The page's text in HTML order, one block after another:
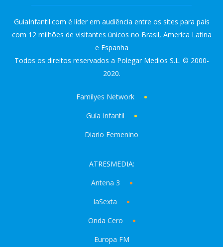
GuiaInfantil.com é líder em audiência entre os sites para pais
com 12 milhões de visitantes únicos no Brasil, America Latina
e Espanha
Todos os direitos reservados a Polegar Medios S.L. © 2000-
2020.
Familyes Network
Guía Infantil
Diario Femenino
ATRESMEDIA:
Antena 3
laSexta
Onda Cero
Europa FM